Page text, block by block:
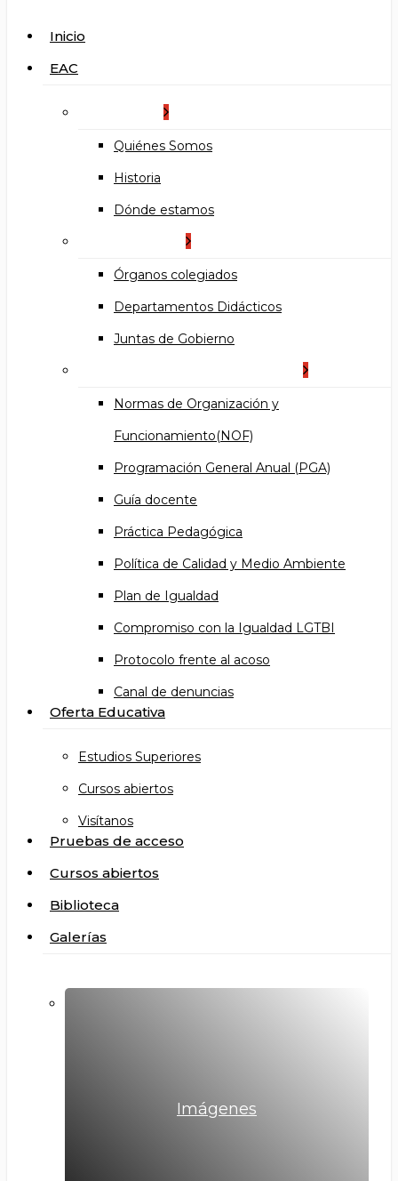
search
Menu
Inicio
EAC
Quiénes Somos
Historia
Dónde estamos
Órganos colegiados
Departamentos Didácticos
Juntas de Gobierno
Normas de Organización y
Funcionamiento(NOF)
Programación General Anual (PGA)
Guía docente
Práctica Pedagógica
Política de Calidad y Medio Ambiente
Plan de Igualdad
Compromiso con la Igualdad LGTBI
Protocolo frente al acoso
Canal de denuncias
Oferta Educativa
Estudios Superiores
Cursos abiertos
Visítanos
Pruebas de acceso
Cursos abiertos
Biblioteca
Galerías
Imágenes